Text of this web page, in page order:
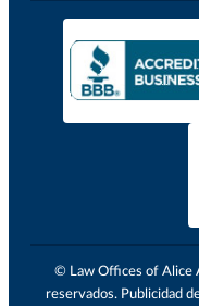
© Law Offices of Alice
reservados. Publicidad